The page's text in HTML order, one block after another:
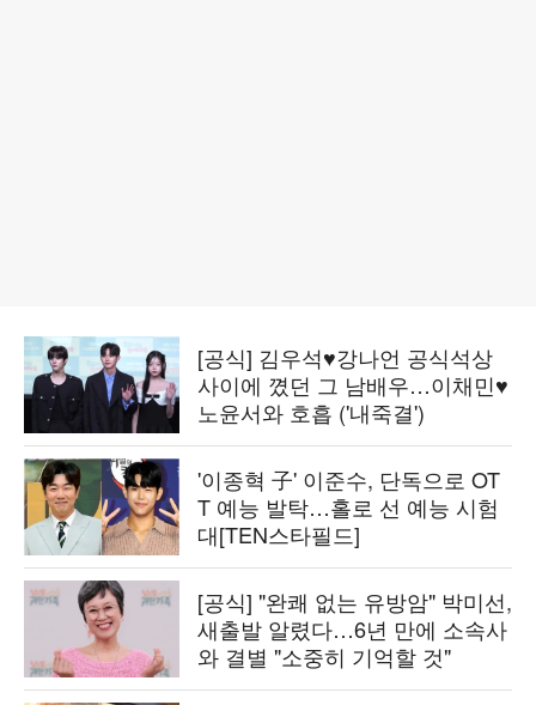
[공식] 김우석♥강나언 공식석상
사이에 꼈던 그 남배우…이채민♥
노윤서와 호흡 ('내죽결')
'이종혁 子' 이준수, 단독으로 OT
T 예능 발탁…홀로 선 예능 시험
대[TEN스타필드]
[공식] "완쾌 없는 유방암" 박미선,
새출발 알렸다…6년 만에 소속사
와 결별 "소중히 기억할 것"